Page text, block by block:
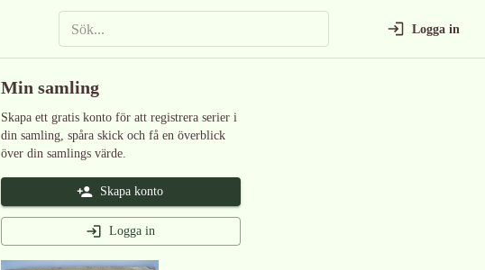
Logga in
Min samling
Skapa ett gratis konto för att registrera serier i
din samling, spåra skick och få en överblick
över din samlings värde.
Skapa konto
Logga in